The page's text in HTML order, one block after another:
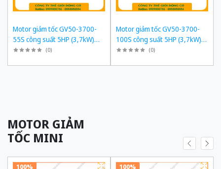
Motor giảm tốc GV50-3700-
55S công suất 5HP (3,7kW)
1/55 kiểu lắp Mặt bích
(0)
Motor giảm tốc GV50-3700-
100S công suất 5HP (3,7kW)
1/100 kiểu lắp Mặt bích
(0)
MOTOR GIẢM
TỐC MINI
100% 100%